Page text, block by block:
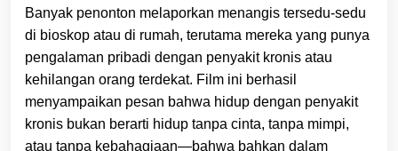
Banyak penonton melaporkan menangis tersedu-sedu
di bioskop atau di rumah, terutama mereka yang punya
pengalaman pribadi dengan penyakit kronis atau
kehilangan orang terdekat. Film ini berhasil
menyampaikan pesan bahwa hidup dengan penyakit
kronis bukan berarti hidup tanpa cinta, tanpa mimpi,
atau tanpa kebahagiaan—bahwa bahkan dalam